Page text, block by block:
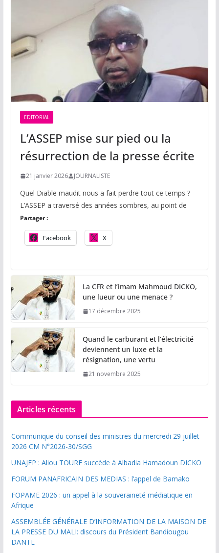
EDITORIAL
L’ASSEP mise sur pied ou la
résurrection de la presse écrite
21 janvier 2026 JOURNALISTE
Quel Diable maudit nous a fait perdre tout ce temps ?
L’ASSEP a traversé des années sombres, au point de
Partager :
Facebook X
La CFR et l’imam Mahmoud DICKO,
une lueur ou une menace ?
17 décembre 2025
Quand le carburant et l’électricité
deviennent un luxe et la
résignation, une vertu
21 novembre 2025
Articles récents
Communique du conseil des ministres du mercredi 29 juillet
2026 CM N°2026-30/SGG
UNAJEP : Aliou TOURE succède à Albadia Hamadoun DICKO
FORUM PANAFRICAIN DES MEDIAS : l’appel de Bamako
FOPAME 2026 : un appel à la souveraineté médiatique en
Afrique
ASSEMBLÉE GÉNÉRALE D’INFORMATION DE LA MAISON DE
LA PRESSE DU MALI: discours du Président Bandiougou
DANTE